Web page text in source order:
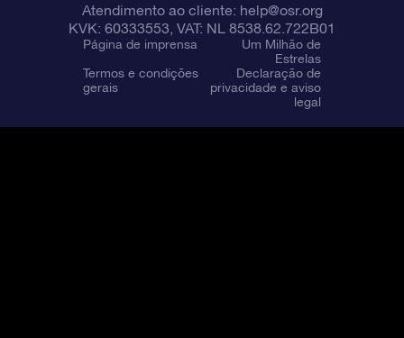
Atendimento ao cliente: help@osr.org
KVK: 60333553, VAT: NL 8538.62.722B01
Página de imprensa
Um Milhão de
Estrelas
Termos e condições
gerais
Declaração de
privacidade e aviso
legal